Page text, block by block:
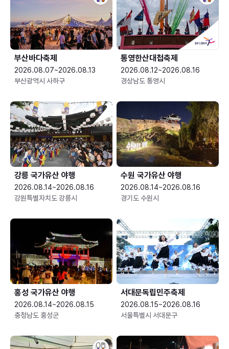
부산바다축제
2026.08.07~2026.08.13
부산광역시 사하구
통영한산대첩축제
2026.08.12~2026.08.16
경상남도 통영시
강릉 국가유산 야행
2026.08.14~2026.08.16
강원특별자치도 강릉시
수원 국가유산 야행
2026.08.14~2026.08.16
경기도 수원시
홍성 국가유산 야행
2026.08.14~2026.08.15
충청남도 홍성군
서대문독립민주축제
2026.08.15~2026.08.16
서울특별시 서대문구